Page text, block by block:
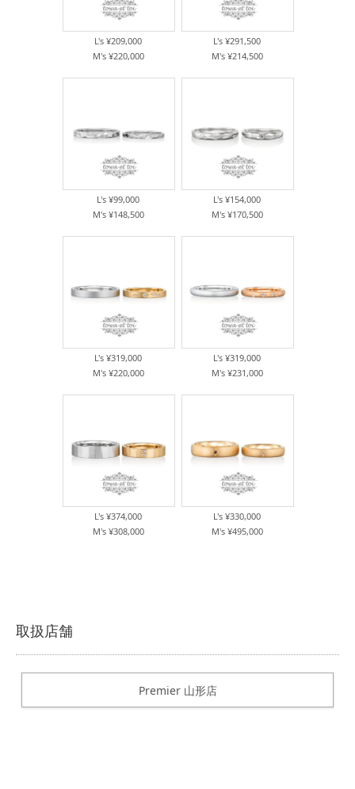
L's ¥209,000
M's ¥220,000
L's ¥291,500
M's ¥214,500
L's ¥99,000
M's ¥148,500
L's ¥154,000
M's ¥170,500
L's ¥319,000
M's ¥220,000
L's ¥319,000
M's ¥231,000
L's ¥374,000
M's ¥308,000
L's ¥330,000
M's ¥495,000
取扱店舗
Premier 山形店